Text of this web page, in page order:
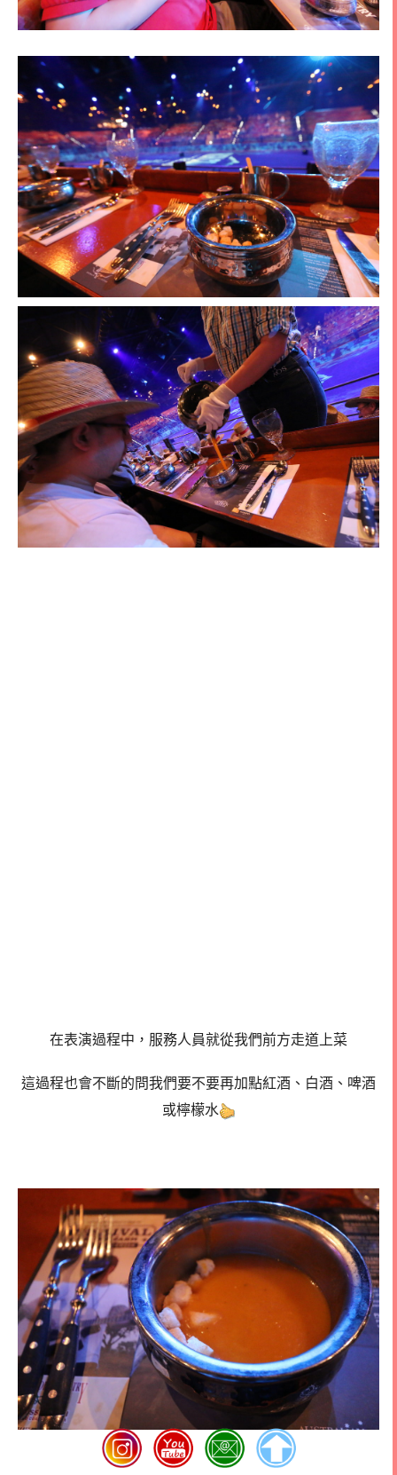
在表演過程中，服務人員就從我們前方走道上菜
這過程也會不斷的問我們要不要再加點紅酒、白酒、啤酒
或檸檬水